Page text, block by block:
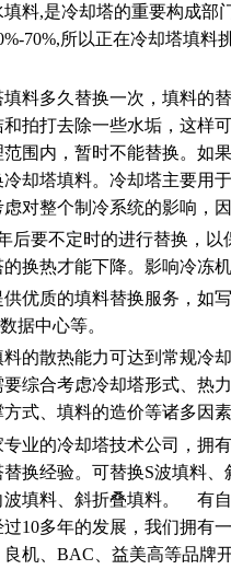
,是冷却塔的重要构成部
70%,所以正在冷却塔填
多久替换一次，填料的替
拍打去除一些水垢，这样
围内，暂时不能替换。如
却塔填料。冷却塔主要用
对整个制冷系统的影响，
要不定时的进行替换，以
换热才能下降。影响冷冻
质的填料替换服务，如写
据中心等。
散热能力可达到常规冷却
综合考虑冷却塔形式、热
式、填料的造价等诸多因素
的冷却塔技术公司，拥有
换经验。可替换S波填料
填料、斜折叠填料。 有
10多年的发展，我们拥有
机、BAC、益美高等品牌